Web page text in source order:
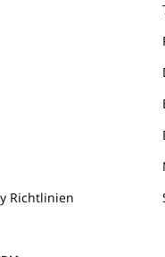
Richtlinien